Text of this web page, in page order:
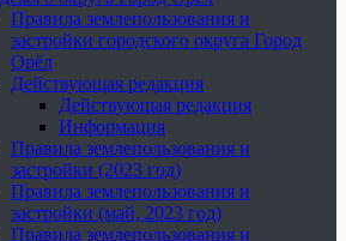
Правила землепользования и
застройки городского округа Город
Орёл
Действующая редакция
Действующая редакция
Информация
Правила землепользования и
застройки (2023 год)
Правила землепользования и
застройки (май, 2023 год)
Правила землепользования и